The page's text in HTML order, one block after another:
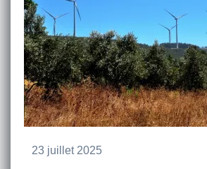
23 juillet 2025